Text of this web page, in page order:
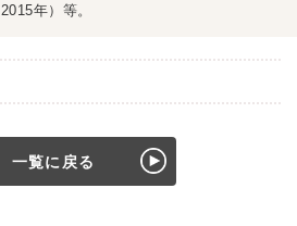
年）等。
一覧に戻る